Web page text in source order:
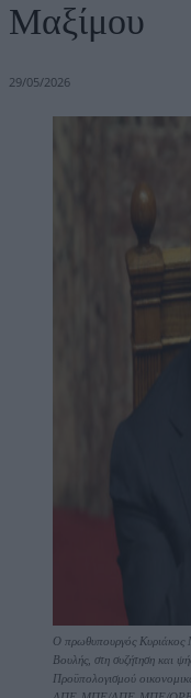
Μαξίμου
29/05/2026
Ο πρωθυπουργός Κυριάκος
Βουλής, στη συζήτηση και
Προϋπολογισμού